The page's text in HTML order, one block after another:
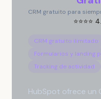
CRM gratuito para
⭐⭐⭐⭐
CRM gratuito ilimitado
Formularios y landing
Tracking de actividad
HubSpot ofrece un